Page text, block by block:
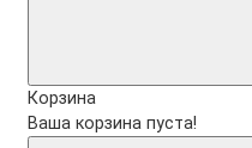
Корзина
Ваша корзина пуста!